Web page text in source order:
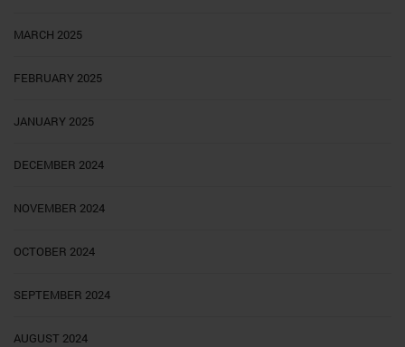
MARCH 2025
FEBRUARY 2025
JANUARY 2025
DECEMBER 2024
NOVEMBER 2024
OCTOBER 2024
SEPTEMBER 2024
AUGUST 2024